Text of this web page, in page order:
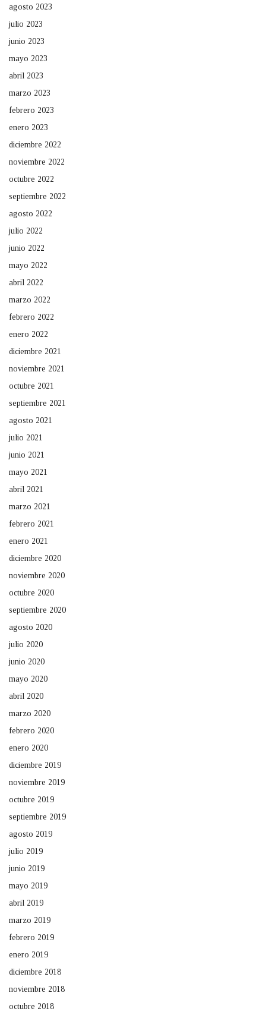
agosto 2023
julio 2023
junio 2023
mayo 2023
abril 2023
marzo 2023
febrero 2023
enero 2023
diciembre 2022
noviembre 2022
octubre 2022
septiembre 2022
agosto 2022
julio 2022
junio 2022
mayo 2022
abril 2022
marzo 2022
febrero 2022
enero 2022
diciembre 2021
noviembre 2021
octubre 2021
septiembre 2021
agosto 2021
julio 2021
junio 2021
mayo 2021
abril 2021
marzo 2021
febrero 2021
enero 2021
diciembre 2020
noviembre 2020
octubre 2020
septiembre 2020
agosto 2020
julio 2020
junio 2020
mayo 2020
abril 2020
marzo 2020
febrero 2020
enero 2020
diciembre 2019
noviembre 2019
octubre 2019
septiembre 2019
agosto 2019
julio 2019
junio 2019
mayo 2019
abril 2019
marzo 2019
febrero 2019
enero 2019
diciembre 2018
noviembre 2018
octubre 2018